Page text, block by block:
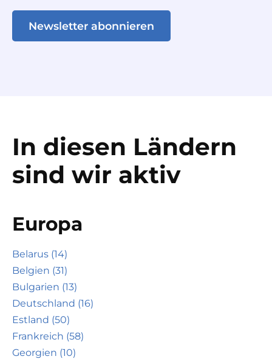
Newsletter abonnieren
In diesen Ländern
sind wir aktiv
Europa
Belarus (14)
Belgien (31)
Bulgarien (13)
Deutschland (16)
Estland (50)
Frankreich (58)
Georgien (10)